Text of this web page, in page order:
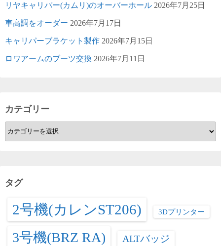
リヤキャリパー(カムリ)のオーバーホール 2026年7月25日
車高調をオーダー 2026年7月17日
キャリパーブラケット製作 2026年7月15日
ロワアームのブーツ交換 2026年7月11日
カテゴリー
カ
テ
ー
タグ
2号機(カレンST206) 3Dプリンター
3号機(BRZ RA) ALTバッジ